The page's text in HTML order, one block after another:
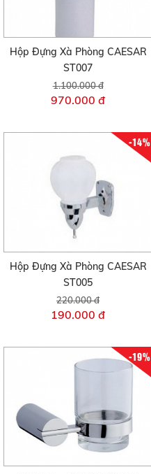
Hộp Đựng Xà Phòng CAESAR
ST007
1.100.000 đ
970.000 đ
-14%
Hộp Đựng Xà Phòng CAESAR
ST005
220.000 đ
190.000 đ
-19%